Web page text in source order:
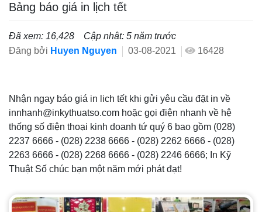
Bảng báo giá in lịch tết
Đã xem: 16,428
Cập nhât: 5 năm trước
Đăng bởi Huyen Nguyen 03-08-2021 16428
Nhận ngay báo giá in lich tết khi gửi yêu cầu đặt in về
innhanh@inkythuatso.com hoặc gọi điện nhanh về hệ
thống số điện thoại kinh doanh tứ quý 6 bao gồm (028)
2237 6666 - (028) 2238 6666 - (028) 2262 6666 - (028)
2263 6666 - (028) 2268 6666 - (028) 2246 6666; In Kỹ
Thuật Số chúc bạn một năm mới phát đạt!